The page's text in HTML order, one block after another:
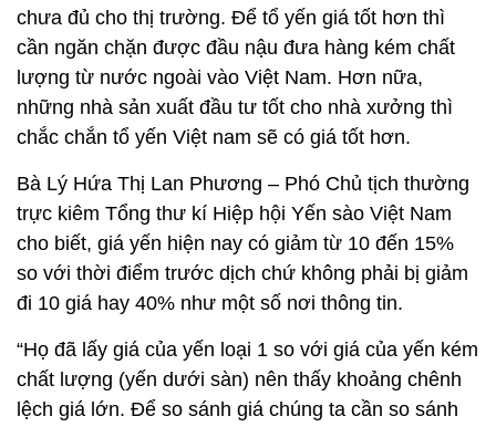
chưa đủ cho thị trường. Để tổ yến giá tốt hơn thì
cần ngăn chặn được đầu nậu đưa hàng kém chất
lượng từ nước ngoài vào Việt Nam. Hơn nữa,
những nhà sản xuất đầu tư tốt cho nhà xưởng thì
chắc chắn tổ yến Việt nam sẽ có giá tốt hơn.
Bà Lý Hứa Thị Lan Phương – Phó Chủ tịch thường
trực kiêm Tổng thư kí Hiệp hội Yến sào Việt Nam
cho biết, giá yến hiện nay có giảm từ 10 đến 15%
so với thời điểm trước dịch chứ không phải bị giảm
đi 10 giá hay 40% như một số nơi thông tin.
“Họ đã lấy giá của yến loại 1 so với giá của yến kém
chất lượng (yến dưới sàn) nên thấy khoảng chênh
lệch giá lớn. Để so sánh giá chúng ta cần so sánh